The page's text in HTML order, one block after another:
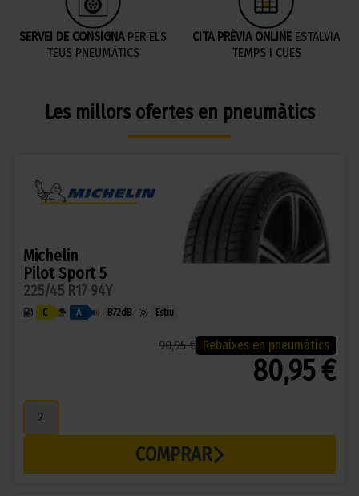
SERVEI DE CONSIGNAPER ELS
TEUS PNEUMÀTICS
CITA PRÈVIA ONLINE ESTALVIA
TEMPS I CUES
Les millors ofertes en pneumàtics
Michelin
Pilot Sport 5
225/45 R17 94Y
C A B72dB Estiu
90,95 € Rebaixes en pneumàtics
80,95 €
COMPRAR